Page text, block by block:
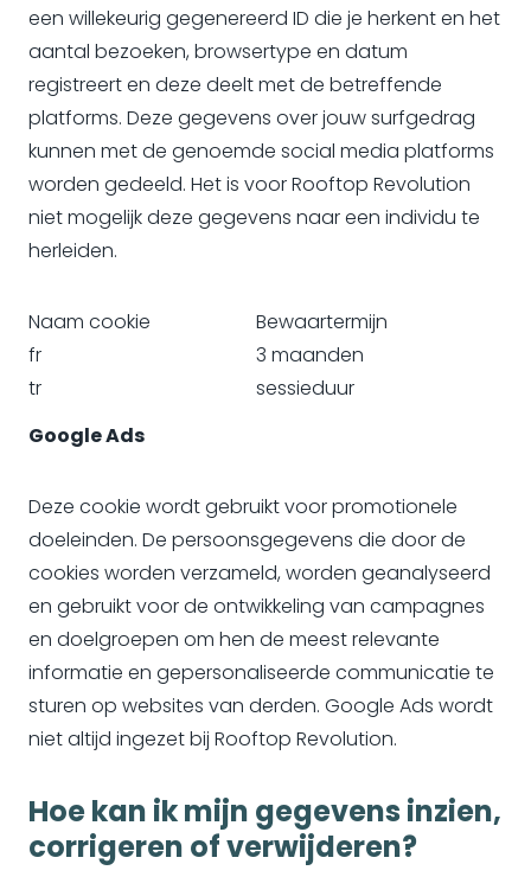
een willekeurig gegenereerd ID die je herkent en het
aantal bezoeken, browsertype en datum
registreert en deze deelt met de betreffende
platforms. Deze gegevens over jouw surfgedrag
kunnen met de genoemde social media platforms
worden gedeeld. Het is voor Rooftop Revolution
niet mogelijk deze gegevens naar een individu te
herleiden.
Naam cookie
Bewaartermijn
fr
3 maanden
tr
sessieduur
Google Ads
Deze cookie wordt gebruikt voor promotionele
doeleinden. De persoonsgegevens die door de
cookies worden verzameld, worden geanalyseerd
en gebruikt voor de ontwikkeling van campagnes
en doelgroepen om hen de meest relevante
informatie en gepersonaliseerde communicatie te
sturen op websites van derden. Google Ads wordt
niet altijd ingezet bij Rooftop Revolution.
Hoe kan ik mijn gegevens inzien,
corrigeren of verwijderen?